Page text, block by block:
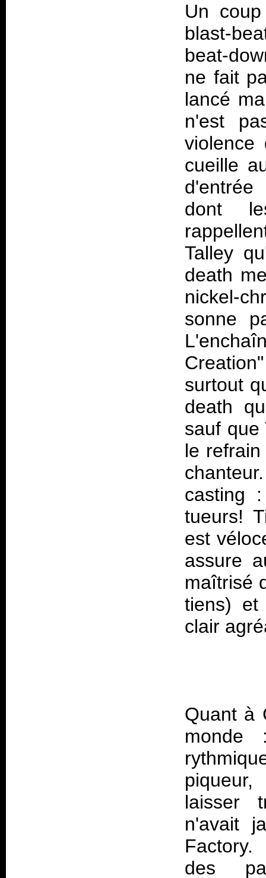
Un
blast-
beat-
ne fait
lancé
n'est
cueille
dont
Talley
death
nickel-
sonne
surtout
death
sauf que
le
casting
tueurs!
est
assure
maîtrisé
tiens) et
Quant à
monde
laisser
n'avait
des